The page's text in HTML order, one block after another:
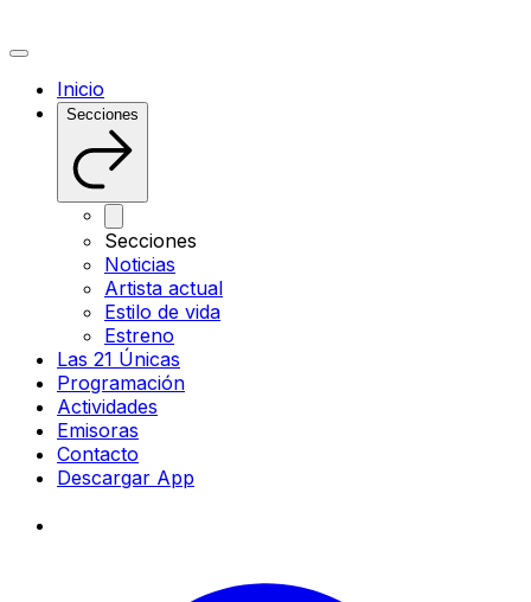
Inicio
Secciones
Secciones
Noticias
Artista actual
Estilo de vida
Estreno
Las 21 Únicas
Programación
Actividades
Emisoras
Contacto
Descargar App